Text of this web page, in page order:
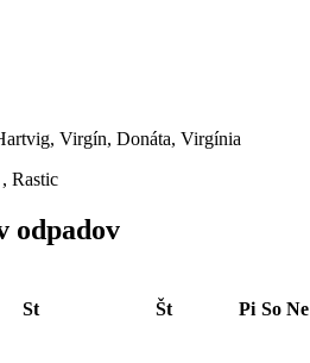
Virgín, Donáta, Virgínia
, Rastic
odpadov
St Št Pi So Ne